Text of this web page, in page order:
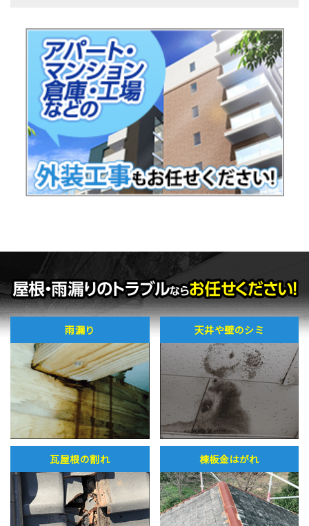
雨漏り 天井や壁のシミ
瓦屋根の割れ 棟板金はがれ